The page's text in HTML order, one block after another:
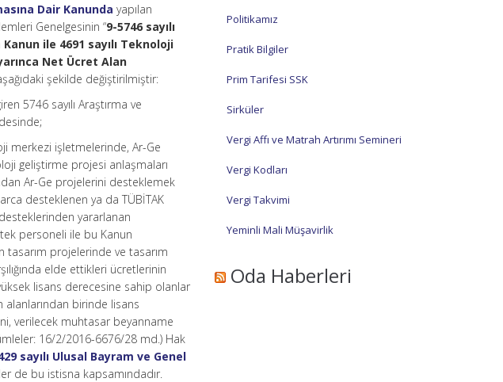
Dair Kanunda yapılan
Genelgesinin “9-5746 sayılı
ile 4691 sayılı Teknoloji
Net Ücret Alan
aşağıdaki şekilde değiştirilmiştir:
5746 sayılı Araştırma ve
merkezi işletmelerinde, Ar-Ge
geliştirme projesi anlaşmaları
Ar-Ge projelerini desteklemek
desteklenen ya da TÜBİTAK
yararlanan
personeli ile bu Kanun
tasarım projelerinde ve tasarım
elde ettikleri ücretlerinin
lisans derecesine sahip olanlar
birinde lisans
verilecek muhtasar beyanname
16/2/2016-6676/28 md.) Hak
sayılı Ulusal Bayram ve Genel
de bu istisna kapsamındadır.
Politikamız
Pratik Bilgiler
Prim Tarifesi SSK
Sirküler
Vergi Affı ve Matrah Artırımı Semineri
Vergi Kodları
Vergi Takvimi
Yeminli Mali Müşavirlik
Oda Haberleri